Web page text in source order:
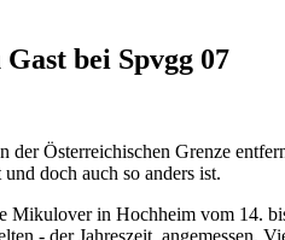
bei Spvgg 07
Österreichischen Grenze
doch auch so anders ist.
Mikulover in Hochheim vom 14.
- der Jahreszeit angemessen.